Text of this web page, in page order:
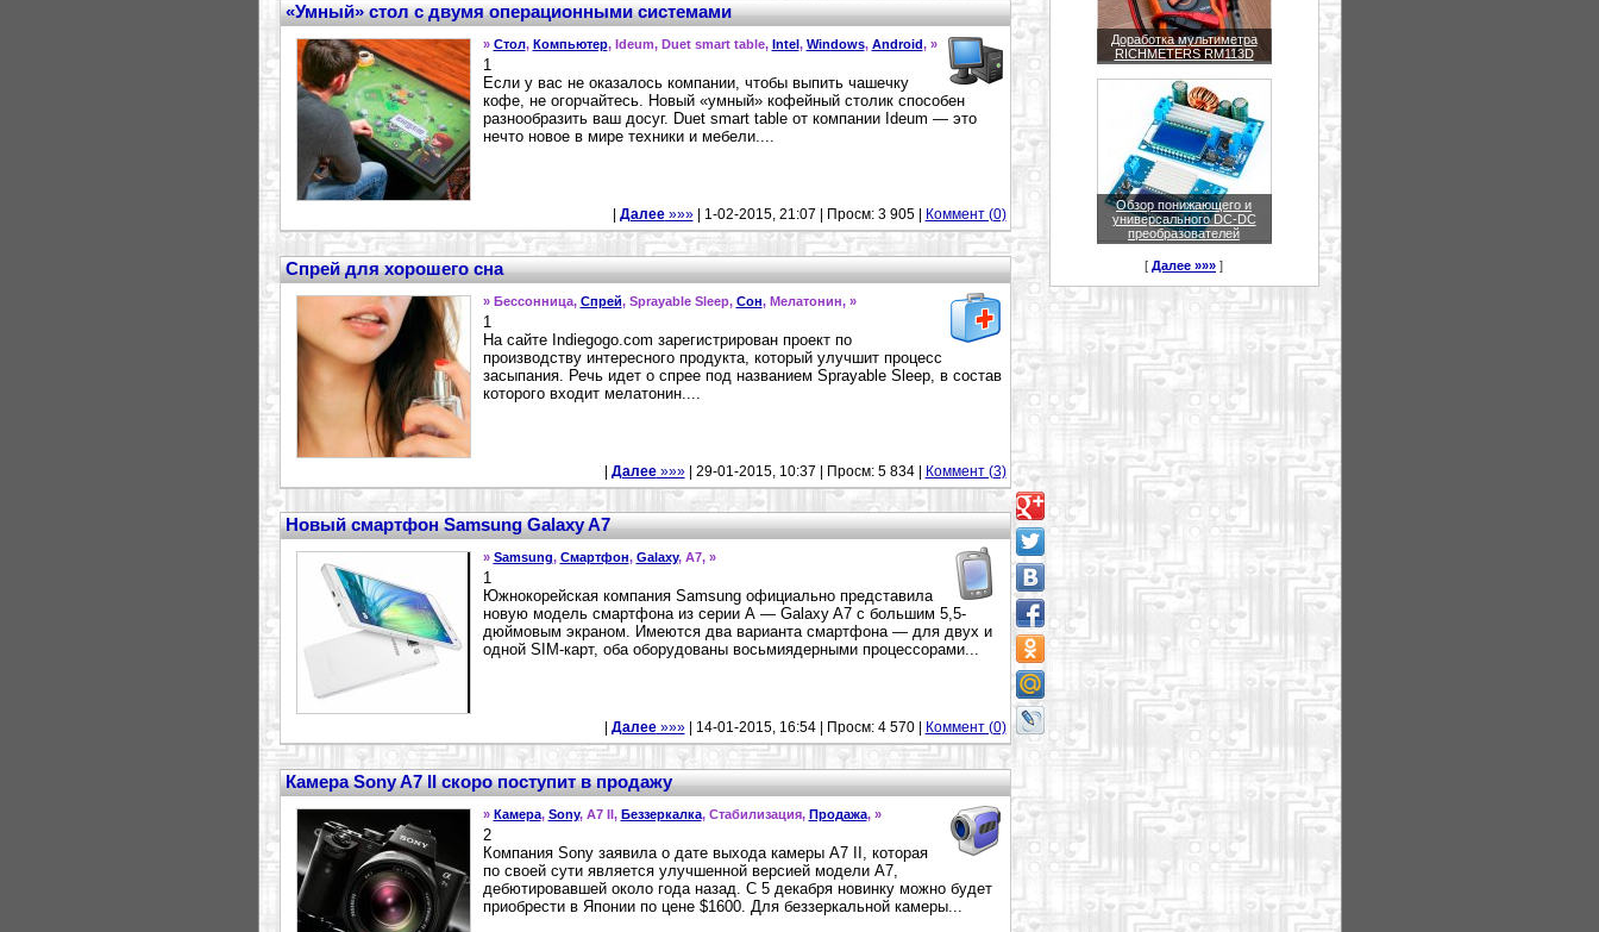
«Умный» стол с двумя операционными системами
» Стол, Компьютер, Ideum, Duet smart table, Intel, Windows, Android, »
1
Если у вас не оказалось компании, чтобы выпить чашечку
кофе, не огорчайтесь. Новый «умный» кофейный столик способен
разнообразить ваш досуг. Duet smart table от компании Ideum — это
нечто новое в мире техники и мебели....
Далее»»»| 1-02-2015, 21:07 | Просм: 3 905 | Коммент (0)
Спрей для хорошего сна
» Бессонница, Спрей, Sprayable Sleep, Сон, Мелатонин, »
1
На сайте Indiegogo.com зарегистрирован проект по
производству интересного продукта, который улучшит процесс
засыпания. Речь идет о спрее под названием Sprayable Sleep, в состав
которого входит мелатонин....
Далее»»»| 29-01-2015, 10:37 | Просм: 5 834 | Коммент (3)
Новый смартфон Samsung Galaxy A7
» Samsung, Смартфон, Galaxy, A7, »
1
Южнокорейская компания Samsung официально представила
новую модель смартфона из серии А — Galaxy A7 с большим 5,5-
дюймовым экраном. Имеются два варианта смартфона — для двух и
одной SIM-карт, оба оборудованы восьмиядерными процессорами...
Далее»»»| 14-01-2015, 16:54 | Просм: 4 570 | Коммент (0)
Камера Sony A7 II скоро поступит в продажу
» Камера, Sony, A7 II, Беззеркалка, Стабилизация, Продажа, »
2
Компания Sony заявила о дате выхода камеры A7 II, которая
по своей сути является улучшенной версией модели A7,
дебютировавшей около года назад. С 5 декабря новинку можно будет
приобрести в Японии по цене $1600. Для беззеркальной камеры...
Доработка мультиметра
RICHMETERS RM113D
Обзор понижающего и
универсального DC-DC
преобразователей
[ Далее »»» ]